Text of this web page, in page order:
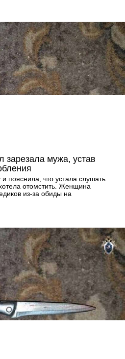
мужа, устав
пояснила, что устала слушать
отомстить. Женщина
из-за обиды на